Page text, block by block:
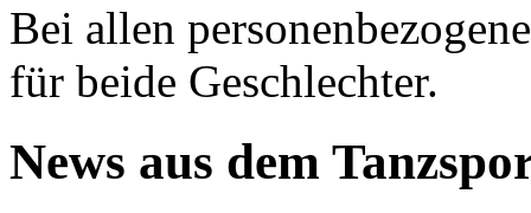
Bei allen
für beide Geschlechter.
News aus dem